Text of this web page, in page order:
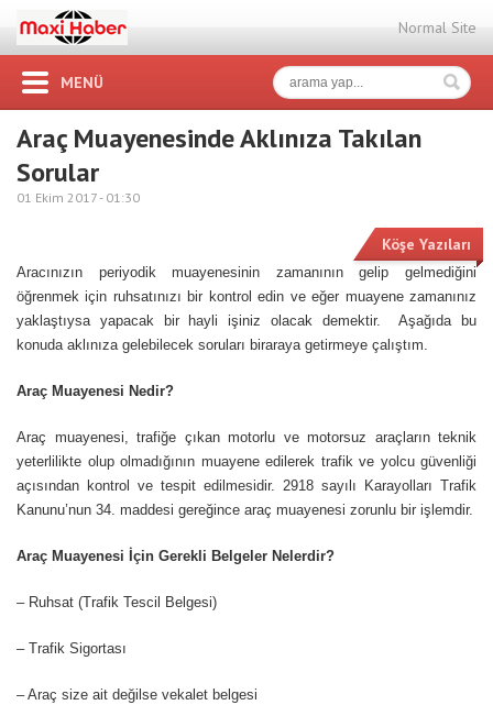
Normal Site
MENÜ
Araç Muayenesinde Aklınıza Takılan
Sorular
01 Ekim 2017 - 01:30
Köşe Yazıları
Aracınızın periyodik muayenesinin zamanının gelip gelmediğini
öğrenmek için ruhsatınızı bir kontrol edin ve eğer muayene zamanınız
yaklaştıysa yapacak bir hayli işiniz olacak demektir. Aşağıda bu
konuda aklınıza gelebilecek soruları biraraya getirmeye çalıştım.
Araç Muayenesi Nedir?
Araç muayenesi, trafiğe çıkan motorlu ve motorsuz araçların teknik
yeterlilikte olup olmadığının muayene edilerek trafik ve yolcu güvenliği
açısından kontrol ve tespit edilmesidir. 2918 sayılı Karayolları Trafik
Kanunu’nun 34. maddesi gereğince araç muayenesi zorunlu bir işlemdir.
Araç Muayenesi İçin Gerekli Belgeler Nelerdir?
– Ruhsat (Trafik Tescil Belgesi)
– Trafik Sigortası
– Araç size ait değilse vekalet belgesi